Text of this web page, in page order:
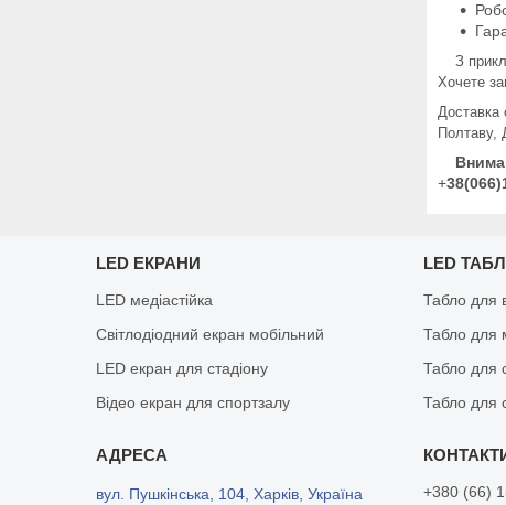
З
Хочете
Доставка
Полтаву,
+
LED ЕКРАНИ
LED медіастійка
Світлодіодний екран мобільний
LED екран для стадіону
Відео екран для спортзалу
LED
Табло для
Табло для
Табло для
Табло для
вул. Пушкінська, 104, Харків, Україна +380 (66)